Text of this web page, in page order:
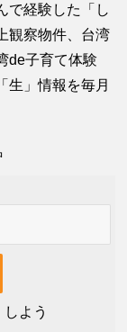
で経験した「し
観察物件、台湾
de子育て体験
生」情報を毎月
よう